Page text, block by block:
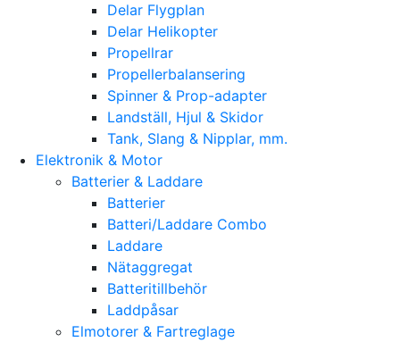
Delar Flygplan
Delar Helikopter
Propellrar
Propellerbalansering
Spinner & Prop-adapter
Landställ, Hjul & Skidor
Tank, Slang & Nipplar, mm.
Elektronik & Motor
Batterier & Laddare
Batterier
Batteri/Laddare Combo
Laddare
Nätaggregat
Batteritillbehör
Laddpåsar
Elmotorer & Fartreglage